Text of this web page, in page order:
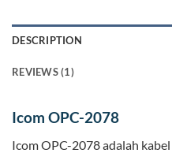
DESCRIPTION
REVIEWS (1)
Icom OPC-2078
Icom OPC-2078 adalah kabel